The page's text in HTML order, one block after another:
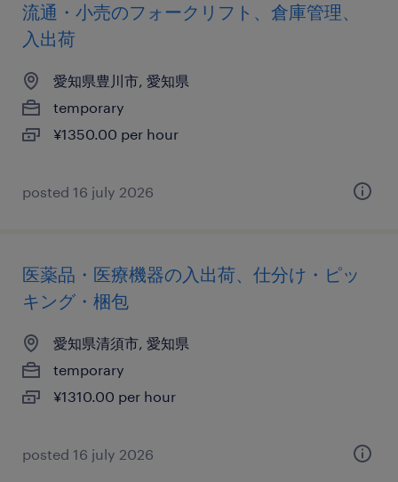
流通・小売のフォークリフト、倉庫管理、
入出荷
愛知県豊川市, 愛知県
temporary
¥1350.00 per hour
posted 16 july 2026
医薬品・医療機器の入出荷、仕分け・ピッ
キング・梱包
愛知県清須市, 愛知県
temporary
¥1310.00 per hour
posted 16 july 2026